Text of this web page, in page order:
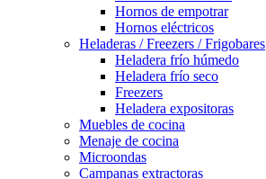
Hornos de empotrar
Hornos eléctricos
Heladeras / Freezers / Frigobares
Heladera frío húmedo
Heladera frío seco
Freezers
Heladera expositoras
Muebles de cocina
Menaje de cocina
Microondas
Campanas extractoras